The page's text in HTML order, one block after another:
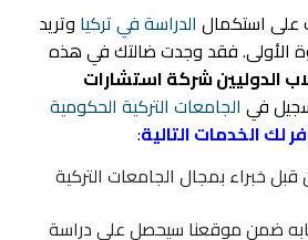
استكمال الدراسة في تركيا وتريد
فقد وجدت ضالتك في هذه
الدوليين شركة استشارات
في الجامعات التركية الحكومية
لك الخدمات التالية:
قبل خبراء بمجال الجامعات التركية
ضمن موقعنا سيحصل على دراسة